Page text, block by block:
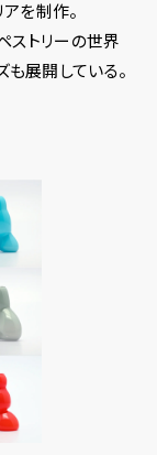
を制作。
ストリーの世界
展開している。